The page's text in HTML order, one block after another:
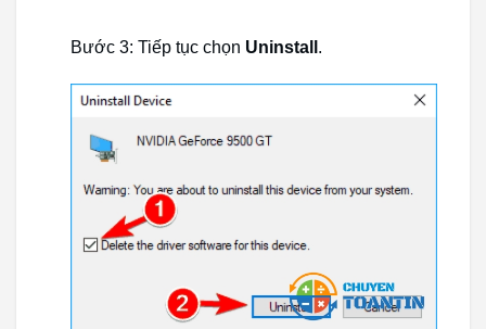
Bước 3: Tiếp tục chọn Uninstall .